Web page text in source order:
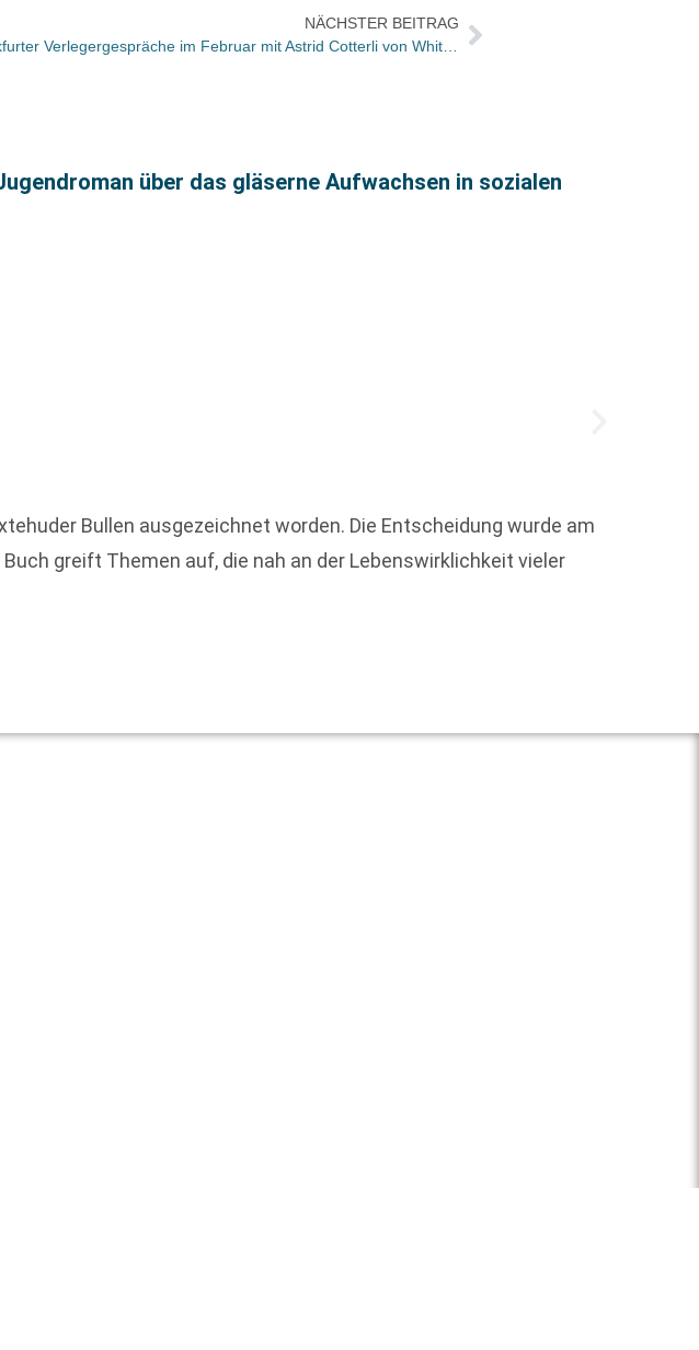
NÄCHSTER BEITRAG
über das gläserne Aufwachsen in sozialen
Bullen ausgezeichnet worden. Die Entscheidung wurde am
greift Themen auf, die nah an der Lebenswirklichkeit vieler